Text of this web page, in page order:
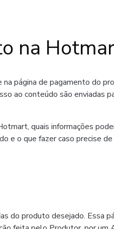
na
página de pagamento do
ao conteúdo são enviadas
quais informações
e o que fazer caso precise
do produto desejado. Essa